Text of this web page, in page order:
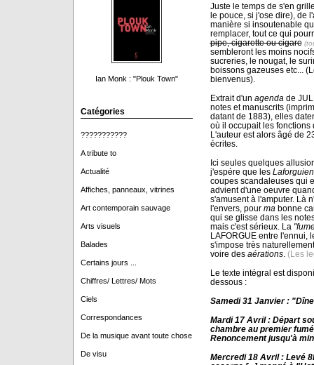
Ian Monk : "Plouk Town"
Catégories
???????????
A tribute to
Actualité
Affiches, panneaux, vitrines
Art contemporain sauvage
Arts visuels
Balades
Certains jours ...
Chiffres/ Lettres/ Mots
Ciels
Correspondances
De la musique avant toute chose
De visu
Juste le temps de s'en
le pouce, si j'ose dire), de
manière si insoutenable
remplacer, tout ce qui
pipe, cigarette ou cigare
sembleront les moins
sucreries, le nougat, le
boissons gazeuses etc...
bienvenus).
Extrait d'un agenda de
notes et manuscrits
datant de 1883), elles
où il occupait les fonctions
L'auteur est alors âgé de
écrites.
Ici seules quelques
j'espére que les
coupes scandaleuses qui
advient d'une oeuvre
s'amusent à l'amputer. Là
l'envers, pour ma bonne
qui se glisse dans les
mais c'est sérieux. La
LAFORGUE entre l'ennui,
s'impose très
voire des aérations. (Les
Le texte intégral est
dessous :
Samedi 31 Janvier :
Mardi 17 Avril : Départ
chambre au premier
Renoncement jusqu'à
Mercredi 18 Avril : Levé